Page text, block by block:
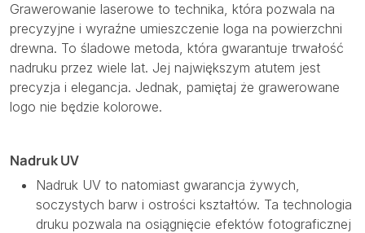
Grawerowanie laserowe to technika, która pozwala na
precyzyjne i wyraźne umieszczenie loga na powierzchni
drewna. To śladowe metoda, która gwarantuje trwałość
nadruku przez wiele lat. Jej największym atutem jest
precyzja i elegancja. Jednak, pamiętaj że grawerowane
logo nie będzie kolorowe.
Nadruk UV
Nadruk UV to natomiast gwarancja żywych,
soczystych barw i ostrości kształtów. Ta technologia
druku pozwala na osiągnięcie efektów fotograficznej